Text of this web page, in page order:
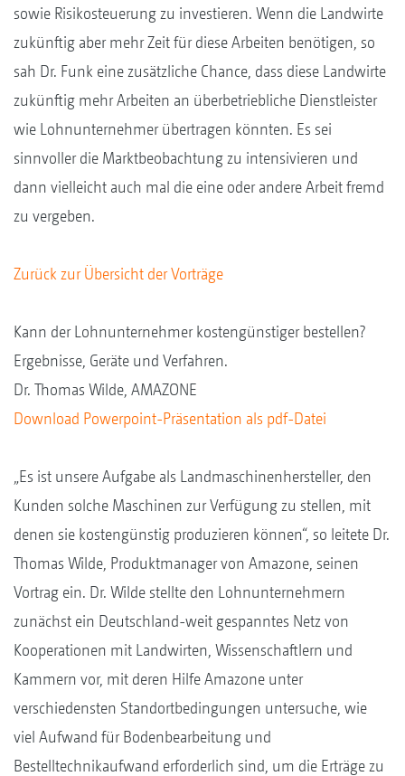
sowie Risikosteuerung zu investieren. Wenn die Landwirte
zukünftig aber mehr Zeit für diese Arbeiten benötigen, so
sah Dr. Funk eine zusätzliche Chance, dass diese Landwirte
zukünftig mehr Arbeiten an überbetriebliche Dienstleister
wie Lohnunternehmer übertragen könnten. Es sei
sinnvoller die Marktbeobachtung zu intensivieren und
dann vielleicht auch mal die eine oder andere Arbeit fremd
zu vergeben.
Zurück zur Übersicht der Vorträge
Kann der Lohnunternehmer kostengünstiger bestellen?
Ergebnisse, Geräte und Verfahren.
Dr. Thomas Wilde, AMAZONE
Download Powerpoint-Präsentation als pdf-Datei
„Es ist unsere Aufgabe als Landmaschinenhersteller, den
Kunden solche Maschinen zur Verfügung zu stellen, mit
denen sie kostengünstig produzieren können“, so leitete Dr.
Thomas Wilde, Produktmanager von Amazone, seinen
Vortrag ein. Dr. Wilde stellte den Lohnunternehmern
zunächst ein Deutschland-weit gespanntes Netz von
Kooperationen mit Landwirten, Wissenschaftlern und
Kammern vor, mit deren Hilfe Amazone unter
verschiedensten Standortbedingungen untersuche, wie
viel Aufwand für Bodenbearbeitung und
Bestelltechnikaufwand erforderlich sind, um die Erträge zu